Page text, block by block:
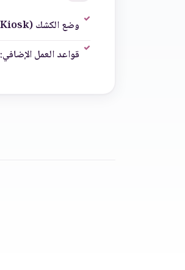
وضع الكشك (Kiosk):
قواعد العمل الإضافي: